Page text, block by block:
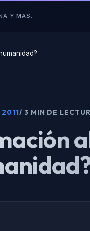
Y MAS.
2011/ 3 MIN DE